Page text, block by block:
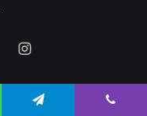
YouTubeInstagram